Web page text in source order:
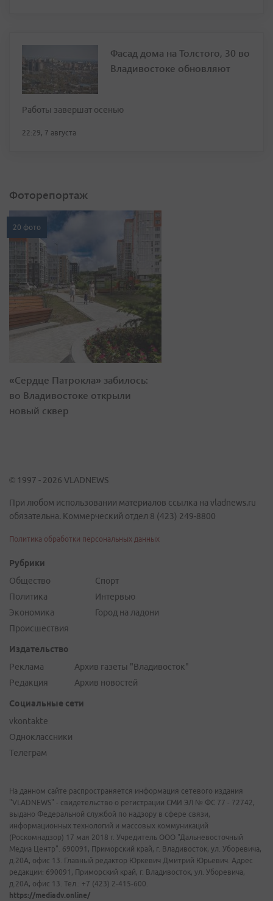
Фасад дома на Толстого, 30 во
Владивостоке обновляют
Работы завершат осенью
22:29, 7 августа
Фоторепортаж
20 фото
«Сердце Патрокла» забилось:
во Владивостоке открыли
новый сквер
© 1997 - 2026 VLADNEWS
При любом использовании материалов ссылка на vladnews.ru
обязательна. Коммерческий отдел 8 (423) 249-8800
Политика обработки персональных данных
Рубрики
Общество
Политика
Экономика
Происшествия
Спорт
Интервью
Город на ладони
Издательство
Реклама
Редакция
Архив газеты "Владивосток"
Архив новостей
Социальные сети
vkontakte
Одноклассники
Телеграм
На данном сайте распространяется информация сетевого издания
"VLADNEWS" - свидетельство о регистрации СМИ ЭЛ № ФС 77 - 72742,
выдано Федеральной службой по надзору в сфере связи,
информационных технологий и массовых коммуникаций
(Роскомнадзор) 17 мая 2018 г. Учредитель ООО "Дальневосточный
Медиа Центр". 690091, Приморский край, г. Владивосток, ул. Уборевича,
д.20А, офис 13. Главный редактор Юркевич Дмитрий Юрьевич. Адрес
редакции: 690091, Приморский край, г. Владивосток, ул. Уборевича,
д.20А, офис 13. Тел.: +7 (423) 2-415-600.
https://mediadv.online/